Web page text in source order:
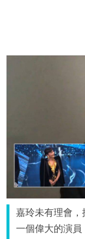
嘉玲未有理會
一個偉大的演員